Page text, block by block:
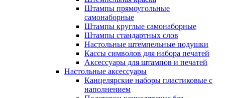
Штампы прямоугольные
самонаборные
Штампы круглые самонаборные
Штампы стандартных слов
Настольные штемпельные подушки
Кассы символов для набора печатей
Аксессуары для штампов и печатей
Настольные аксессуары
Канцелярские наборы пластиковые с
наполнением